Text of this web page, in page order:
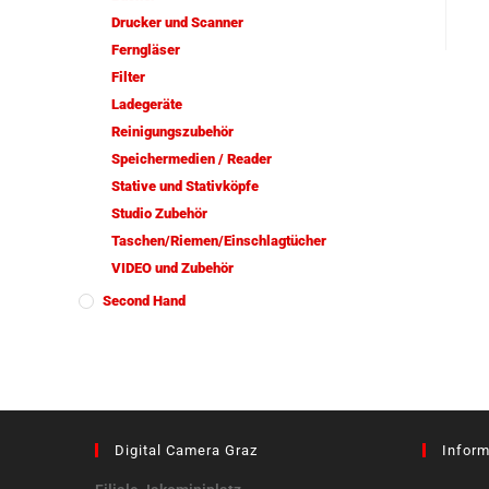
Drucker und Scanner
Ferngläser
Filter
Ladegeräte
Reinigungszubehör
Speichermedien / Reader
Stative und Stativköpfe
Studio Zubehör
Taschen/Riemen/Einschlagtücher
VIDEO und Zubehör
Second Hand
Digital Camera Graz